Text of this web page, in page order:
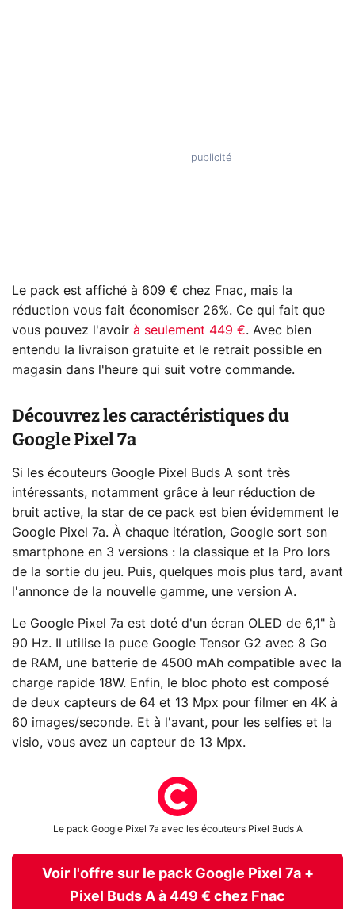
Le pack est affiché à 609 € chez Fnac, mais la
réduction vous fait économiser 26%. Ce qui fait que
vous pouvez l'avoir à seulement 449 €. Avec bien
entendu la livraison gratuite et le retrait possible en
magasin dans l'heure qui suit votre commande.
Découvrez les caractéristiques du
Google Pixel 7a
Si les écouteurs Google Pixel Buds A sont très
intéressants, notamment grâce à leur réduction de
bruit active, la star de ce pack est bien évidemment le
Google Pixel 7a. À chaque itération, Google sort son
smartphone en 3 versions : la classique et la Pro lors
de la sortie du jeu. Puis, quelques mois plus tard, avant
l'annonce de la nouvelle gamme, une version A.
Le Google Pixel 7a est doté d'un écran OLED de 6,1" à
90 Hz. Il utilise la puce Google Tensor G2 avec 8 Go
de RAM, une batterie de 4500 mAh compatible avec la
charge rapide 18W. Enfin, le bloc photo est composé
de deux capteurs de 64 et 13 Mpx pour filmer en 4K à
60 images/seconde. Et à l'avant, pour les selfies et la
visio, vous avez un capteur de 13 Mpx.
Le pack Google Pixel 7a avec les écouteurs Pixel Buds A
Voir l'offre sur le pack Google Pixel 7a +
Pixel Buds A à 449 € chez Fnac